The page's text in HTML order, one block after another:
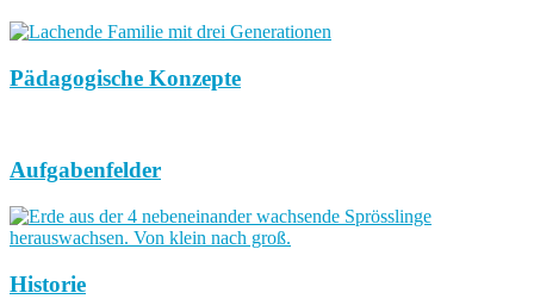
Pädagogische Konzepte
Aufgabenfelder
Historie